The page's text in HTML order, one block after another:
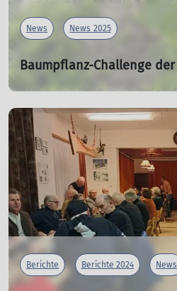
News News 2025
Baumpflanz-Challenge
2025
Auch wir wurden nominiert -
mehr erfahren
Berichte Berichte 2024 News